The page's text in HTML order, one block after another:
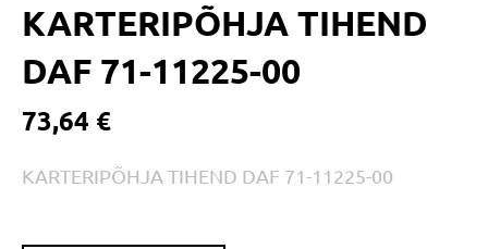
KARTERIPÕHJA TIHEND
DAF 71-11225-00
73,64 €
KARTERIPÕHJA TIHEND DAF 71-11225-00